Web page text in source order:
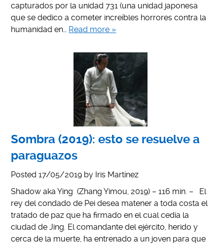
capturados por la unidad 731 (una unidad japonesa
que se dedico a cometer increíbles horrores contra la
humanidad en… Read more »
Sombra (2019): esto se resuelve a
paraguazos
Posted17/05/2019 by Iris Martínez
Shadow aka Ying (Zhang Yimou, 2019) – 116 min. – El
rey del condado de Pei desea matener a toda costa el
tratado de paz que ha firmado en el cual cedía la
ciudad de Jing. El comandante del ejército, herido y
cerca de la muerte, ha entrenado a un joven para que